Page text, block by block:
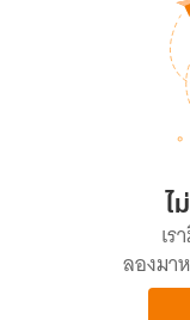
ไ
เ
ลองมา